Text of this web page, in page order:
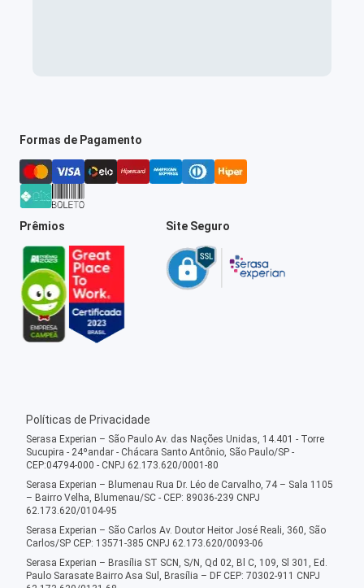
Formas de Pagamento
Prêmios Site Seguro
Políticas de Privacidade
Serasa Experian – São Paulo Av. das Nações Unidas, 14.401 - Torre
Sucupira - 24ºandar - Chácara Santo Antônio, São Paulo/SP -
CEP:04794-000 - CNPJ 62.173.620/0001-80
Serasa Experian – Blumenau Rua Dr. Léo de Carvalho, 74 – Sala 1105
– Bairro Velha, Blumenau/SC - CEP: 89036-239 CNPJ
62.173.620/0104-95
Serasa Experian – São Carlos Av. Doutor Heitor José Reali, 360, São
Carlos/SP CEP: 13571-385 CNPJ 62.173.620/0093-06
Serasa Experian – Brasília ST SCN, S/N, Qd 02, Bl C, 109, Sl 301, Ed.
Paulo Sarasate Bairro Asa Sul, Brasília – DF CEP: 70302-911 CNPJ